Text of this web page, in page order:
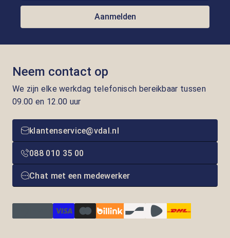
Aanmelden
Neem contact op
We zijn elke werkdag telefonisch bereikbaar tussen
09.00 en 12.00 uur
klantenservice@vdal.nl
088 010 35 00
Chat met een medewerker